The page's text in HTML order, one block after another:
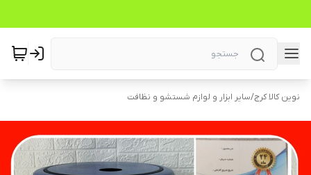
نوین کالا کرج/سایر ابزار و لوازم شستشو و نظافت